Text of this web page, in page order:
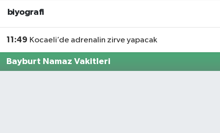
biyografi
11:49 Kocaeli’de adrenalin zirve yapacak
Bayburt Namaz Vakitleri
Bilim, Teknoloji
DARICA
DİLOVASI
KÖRFEZ
Trafik Durumu
Süper Lig Puan Durumu ve Fikstür
Tüm Manşetler